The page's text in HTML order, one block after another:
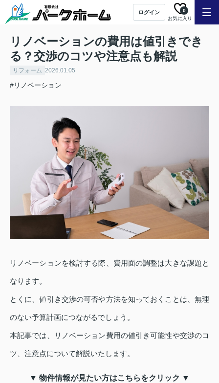
ログイン
お気に入り
0
リノベーションの費用は値引きでき
る？交渉のコツや注意点も解説
リフォーム 2026.01.05
#リノベーション
リノベーションを検討する際、費用面の調整は大きな課題と
なります。
とくに、値引き交渉の可否や方法を知っておくことは、無理
のない予算計画につながるでしょう。
本記事では、リノベーション費用の値引き可能性や交渉のコ
ツ、注意点について解説いたします。
▼ 物件情報が見たい方はこちらをクリック ▼